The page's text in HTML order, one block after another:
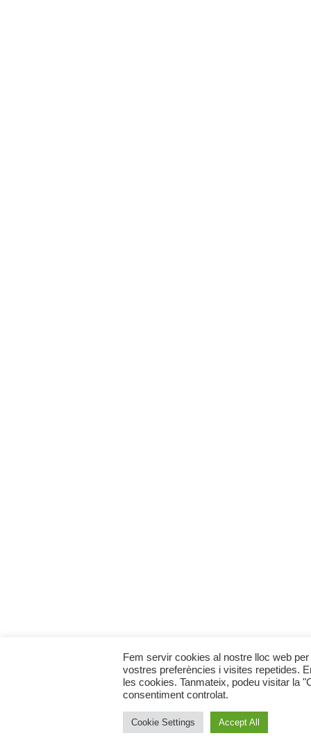
Fem servir cookies al nostre lloc web
vostres preferències i visites repetides.
les cookies. Tanmateix, podeu visitar la
consentiment controlat.
Cookie Settings Accept All